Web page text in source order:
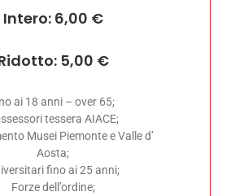
Intero: 6,00 €
5,00 €
ai 18 anni – over 65;
tessera AIACE;
Musei Piemonte e Valle d’
Aosta;
fino ai 25 anni;
Forze dell’ordine;